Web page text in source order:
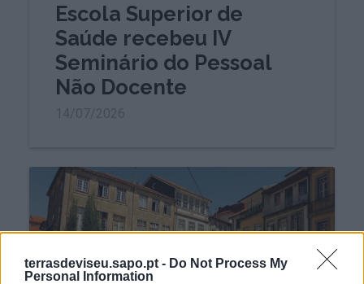
terrasdeviseu.sapo.pt - Do Not Process My
Personal Information
Escola Superior de
Saúde recebeu IV
Seminário do Pessoal
Não Docente